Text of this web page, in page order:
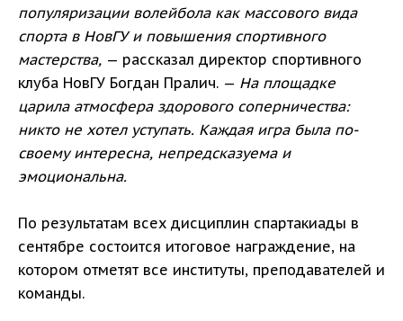
популяризации волейбола как массового вида
спорта в НовГУ и повышения спортивного
мастерства, — рассказал директор спортивного
клуба НовГУ Богдан Пралич. — На площадке
царила атмосфера здорового соперничества:
никто не хотел уступать. Каждая игра была по-
своему интересна, непредсказуема и
эмоциональна.
По результатам всех дисциплин спартакиады в
сентябре состоится итоговое награждение, на
котором отметят все институты, преподавателей и
команды.